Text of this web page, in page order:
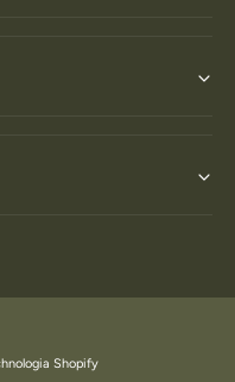
Shopify